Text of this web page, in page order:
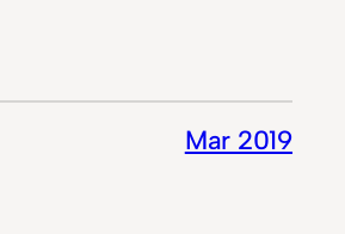
Mar 2019